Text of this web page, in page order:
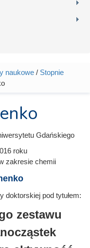
naukowe / Stopnie
Gdańskiego
roku
zakresie chemii
doktorskiej pod tytułem:
zestawu